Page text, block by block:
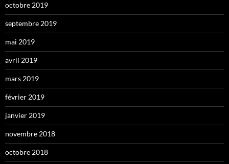
octobre 2019
septembre 2019
mai 2019
avril 2019
mars 2019
février 2019
janvier 2019
novembre 2018
octobre 2018